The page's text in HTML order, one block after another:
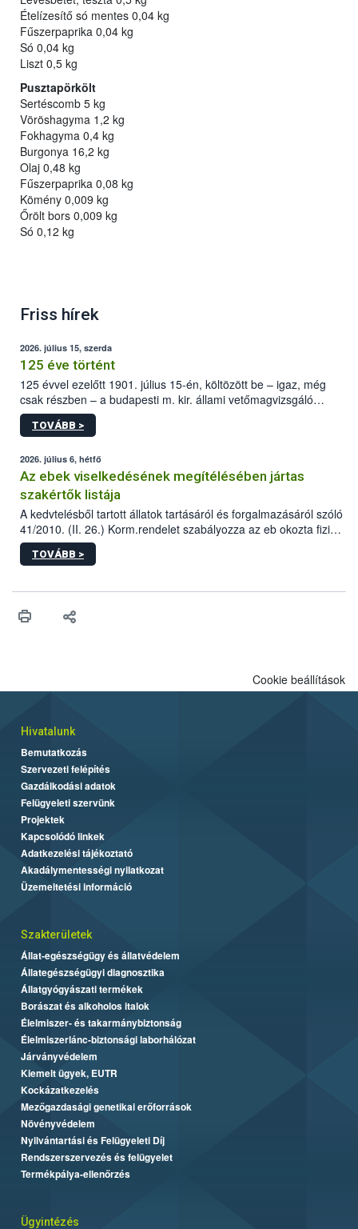
Ételízesítő só mentes 0,04 kg
Fűszerpaprika 0,04 kg
Só 0,04 kg
Liszt 0,5 kg
Pusztapörkölt
Sertéscomb 5 kg
Vöröshagyma 1,2 kg
Fokhagyma 0,4 kg
Burgonya 16,2 kg
Olaj 0,48 kg
Fűszerpaprika 0,08 kg
Kömény 0,009 kg
Őrölt bors 0,009 kg
Só 0,12 kg
Friss hírek
2026. július 15, szerda
125 éve történt
125 évvel ezelőtt 1901. július 15-én, költözött be – igaz, még
csak részben – a budapesti m. kir. állami vetőmagvizsgáló
állomás a Kis Rókus utca 15. szám alatti, Czigler Győző által
tervezett új épületébe.
TOVÁBB >
2026. július 6, hétfő
Az ebek viselkedésének megítélésében jártas
szakértők listája
A kedvtelésből tartott állatok tartásáról és forgalmazásáról szóló
41/2010. (II. 26.) Korm.rendelet szabályozza az eb okozta fizikai
sérülés, illetve ennek veszélye keletkezésekor felmerülő
hatósági feladatokat, valamint a veszélyes eb tartását és annak
vonni az ebek viselkedésének megítélésében jártas szakértőt.
TOVÁBB >
Cookie beállítások
Hivatalunk
Bemutatkozás
Szervezeti felépítés
Gazdálkodási adatok
Felügyeleti szervünk
Projektek
Kapcsolódó linkek
Adatkezelési tájékoztató
Akadálymentességi nyilatkozat
Üzemeltetési információ
Szakterületek
Állat-egészségügy és állatvédelem
Állategészségügyi diagnosztika
Állatgyógyászati termékek
Borászat és alkoholos italok
Élelmiszer- és takarmánybiztonság
Élelmiszerlánc-biztonsági laborhálózat
Járványvédelem
Kiemelt ügyek, EUTR
Kockázatkezelés
Mezőgazdasági genetikai erőforrások
Növényvédelem
Nyilvántartási és Felügyeleti Díj
Rendszerszervezés és felügyelet
Termékpálya-ellenőrzés
Ügyintézés